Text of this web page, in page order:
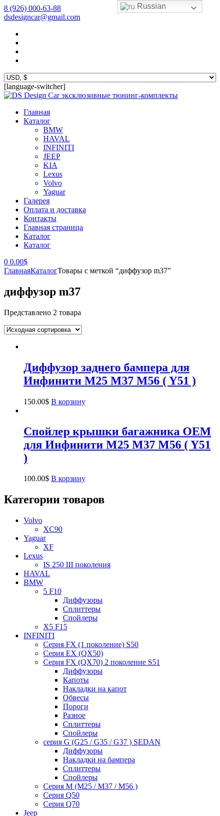
8 (926) 000-63-88
dsdesigncar@gmail.com
[language-switcher]
эксклюзивные тюнинг-комплекты
Главная
Каталог
BMW
HAVAL
INFINITI
JEEP
KIA
Lexus
Volvo
Yaguar
Галерея
Оплата и доставка
Контакты
Главная страница
Каталог
Каталог
0 0.00$
ГлавнаяКаталогТовары с меткой “диффузор m37”
диффузор m37
Представлено 2 товара
Диффузор заднего бампера для
Инфинити M25 M37 M56 ( Y51 )
150.00$ В корзину
Спойлер крышки багажника OEM
для Инфинити M25 M37 M56 ( Y51
)
100.00$ В корзину
Категории товаров
Volvo
XC90
Yaguar
XF
Lexus
IS 250 III поколения
HAVAL
BMW
5 F10
Диффузоры
Сплиттеры
Спойлеры
X5 F15
INFINITI
Серия FX (1 поколение) S50
Серия EX (QX50)
Серия FX (QX70) 2 поколение S51
Диффузоры
Капоты
Накладки на капот
Обвесы
Пороги
Разное
Сплиттеры
Спойлеры
серия G (G25 / G35 / G37 ) SEDAN
Диффузоры
Накладки на бампера
Сплиттеры
Спойлеры
Серия M (M25 / M37 / M56 )
Серия Q50
Серия Q70
Jeep
Russian